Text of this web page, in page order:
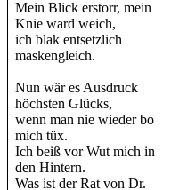
Mein Blick erstorr, mein
Knie ward weich,
ich blak entsetzlich
maskengleich.
Nun wär es Ausdruck
höchsten Glücks,
wenn man nie wieder bo
mich tüx.
Ich beiß vor Wut mich in
den Hintern.
Was ist der Rat von Dr.